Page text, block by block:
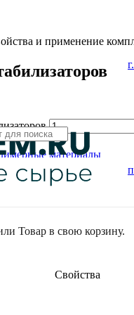
Товар в свою корзину.
и применение
материалы
Свойства